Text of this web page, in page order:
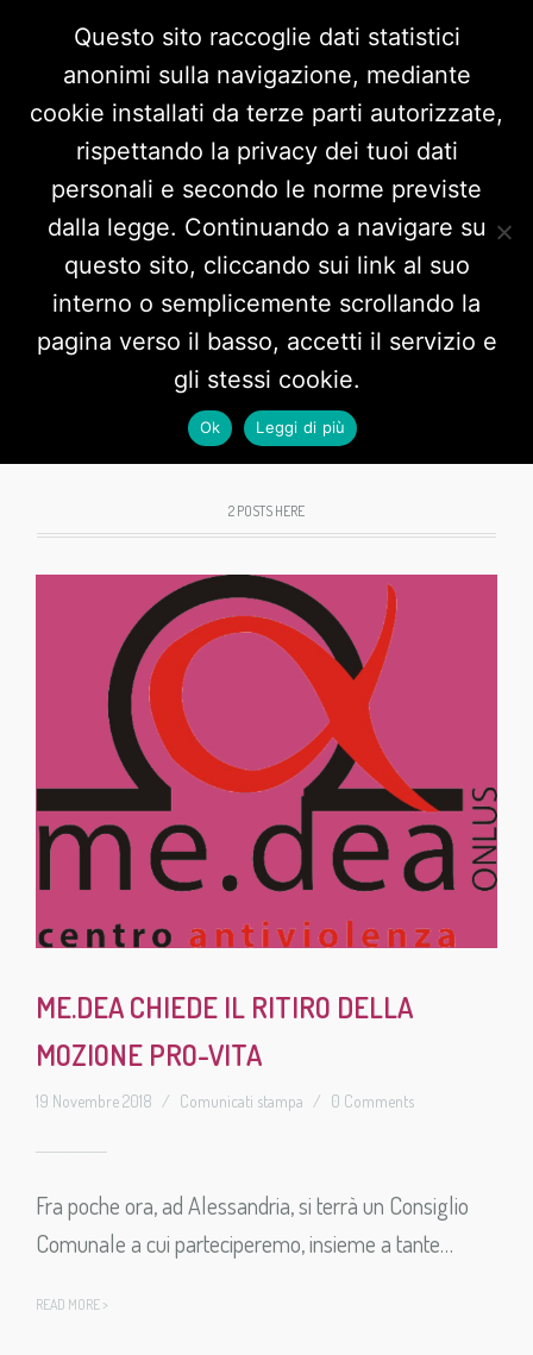
Daily Archives:19 Novembre
2018
2 POSTS HERE
ME.DEA CHIEDE IL RITIRO DELLA
MOZIONE PRO-VITA
19 Novembre 2018 / Comunicati stampa / 0 Comments
Fra poche ora, ad Alessandria, si terrà un Consiglio
Comunale a cui parteciperemo, insieme a tante…
READ MORE >
Questo sito raccoglie dati statistici
anonimi sulla navigazione, mediante
cookie installati da terze parti autorizzate,
rispettando la privacy dei tuoi dati
personali e secondo le norme previste
dalla legge. Continuando a navigare su
questo sito, cliccando sui link al suo
interno o semplicemente scrollando la
pagina verso il basso, accetti il servizio e
gli stessi cookie.
Ok Leggi di più